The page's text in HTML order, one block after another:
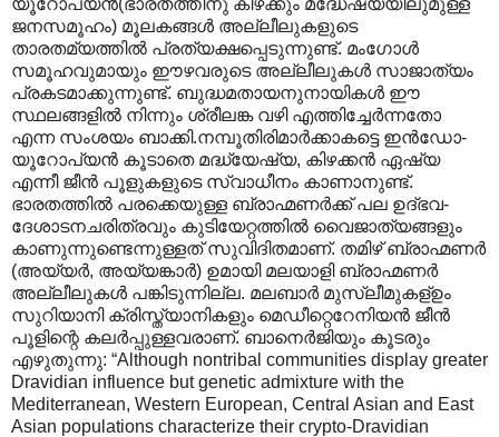
ജനസമൂഹം) മൂലകങ്ങള്‍ അല്ലീലുകളുടെ
താരതമ്യത്തില്‍ പ്രത്യക്ഷപ്പെടുന്നുണ്ട്. മംഗോള്‍
സമൂഹവുമായും ഈഴവരുടെ അല്ലീലുകള്‍ സാജാത്യം
പ്രകടമാക്കുന്നുണ്ട്. ബുദ്ധമതായനുനായികള്‍ ഈ
സ്ഥലങ്ങളില്‍ നിന്നും ശ്രീലങ്ക വഴി എത്തിച്ചേര്‍ന്നതോ
എന്ന സംശയം ബാക്കി.നമ്പൂതിരിമാര്‍ക്കാകട്ടെ ഇന്‍ഡോ-
യൂറോപ്യന്‍ കൂടാതെ മദ്ധ്യേഷ്യ, കിഴക്കന്‍ ഏഷ്യ
എന്നീ ജീന്‍ പൂളുകളുടെ സ്വാധീനം‍ കാണാനുണ്ട്.
ഭാരതത്തില്‍ പരക്കെയുള്ള ബ്രാഹ്മണര്‍ക്ക് പല ഉദ്ഭവ-
ദേശാടനചരിത്രവും കുടിയേറ്റത്തില്‍ വൈജാത്യങ്ങളും
കാണുന്നുണ്ടെന്നുള്ളത് സുവിദിതമാണ്. തമിഴ് ബ്രാഹ്മണര്‍
(അയ്യര്‍, അയ്യങ്കാര്‍) ഉമായി മലയാളി ബ്രാഹ്മണര്‍
അല്ലീലുകള്‍ പങ്കിടുന്നില്ല. മലബാര്‍ മുസ്ലീമുകള്ഉം
സുറിയാനി ക്രിസ്ത്യാനികളും മെഡീറ്റെറേനിയന്‍ ജീന്‍
പൂളിന്റെ കലര്‍പ്പുള്ളവരാണ്. ബാനെര്‍ജിയും കൂടരും
എഴുതുന്നു: “Although nontribal communities display greater
Dravidian influence but genetic admixture with the
Mediterranean, Western European, Central Asian and East
Asian populations characterize their crypto-Dravidian